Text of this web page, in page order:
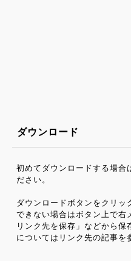
ダウンロード
初めてダウンロードする場合
ださい。
ダウンロードボタンをクリッ
できない場合はボタン上で右
リンク先を保存」などから保
についてはリンク先の記事を